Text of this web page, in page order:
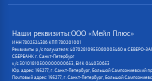
Наши реквизиты:ООО «Мейл Плюс»
ИНН 7802524386 КПП 780201001
Реквизиты р /с получателя: 40702810955080005460 в
СБЕРБАНК г. Санкт-Петербург
к/с 30101810500000000653, БИК 044030653
Юр. адрес: 195277, г. Санкт-Петербург, Большой Сампсониевский
Почтовый адрес: 195277, г. Санкт-Петербург, Большой